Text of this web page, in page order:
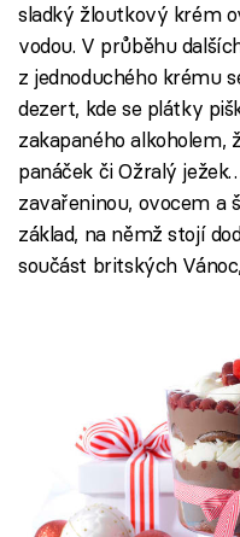
sladký žloutkový krém
vodou. V průběhu
z jednoduchého krému
dezert, kde se plátky
zakapaného alkoholem,
panáček či Ožralý
zavařeninou, ovocem a
základ, na němž stojí
součást britských